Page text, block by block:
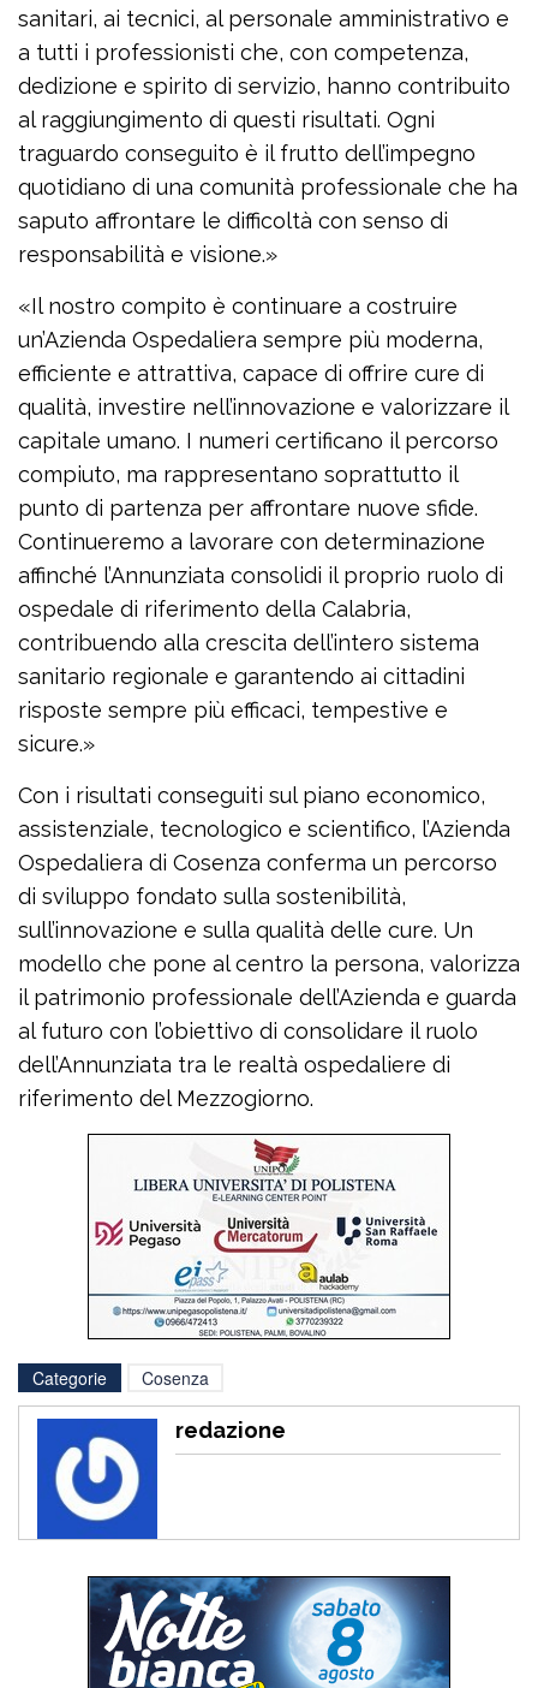
sanitari, ai tecnici, al personale amministrativo e
a tutti i professionisti che, con competenza,
dedizione e spirito di servizio, hanno contribuito
al raggiungimento di questi risultati. Ogni
traguardo conseguito è il frutto dell’impegno
quotidiano di una comunità professionale che ha
saputo affrontare le difficoltà con senso di
responsabilità e visione.»
«Il nostro compito è continuare a costruire
un’Azienda Ospedaliera sempre più moderna,
efficiente e attrattiva, capace di offrire cure di
qualità, investire nell’innovazione e valorizzare il
capitale umano. I numeri certificano il percorso
compiuto, ma rappresentano soprattutto il
punto di partenza per affrontare nuove sfide.
Continueremo a lavorare con determinazione
affinché l’Annunziata consolidi il proprio ruolo di
ospedale di riferimento della Calabria,
contribuendo alla crescita dell’intero sistema
sanitario regionale e garantendo ai cittadini
risposte sempre più efficaci, tempestive e
sicure.»
Con i risultati conseguiti sul piano economico,
assistenziale, tecnologico e scientifico, l’Azienda
Ospedaliera di Cosenza conferma un percorso
di sviluppo fondato sulla sostenibilità,
sull’innovazione e sulla qualità delle cure. Un
modello che pone al centro la persona, valorizza
il patrimonio professionale dell’Azienda e guarda
al futuro con l’obiettivo di consolidare il ruolo
dell’Annunziata tra le realtà ospedaliere di
riferimento del Mezzogiorno.
Categorie Cosenza
redazione